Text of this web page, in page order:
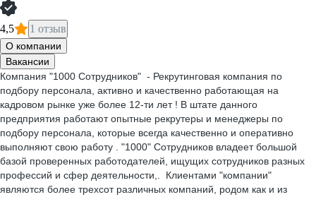
4,5 1 отзыв
О компании
Вакансии
Компания "1000 Сотрудников" - Рекрутинговая компания по
подбору персонала, активно и качественно работающая на
кадровом рынке уже более 12-ти лет ! В штате данного
предприятия работают опытные рекрутеры и менеджеры по
подбору персонала, которые всегда качественно и оперативно
выполняют свою работу . "1000" Сотрудников владеет большой
базой проверенных работодателей, ищущих сотрудников разных
профессий и сфер деятельности,. Клиентами "компании"
являются более трехсот различных компаний, родом как и из